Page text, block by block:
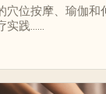
穴位按摩、瑜伽和
践......